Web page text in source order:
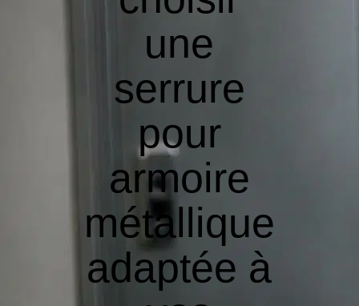
une
serrure
pour
armoire
métallique
adaptée à